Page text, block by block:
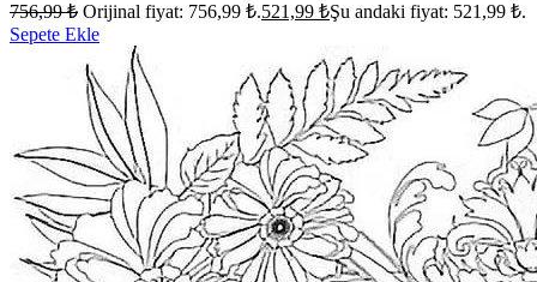
756,99₺ Orijinal fiyat: 756,99 ₺.521,99 ₺Şu andaki fiyat: 521,99 ₺.
Sepete Ekle